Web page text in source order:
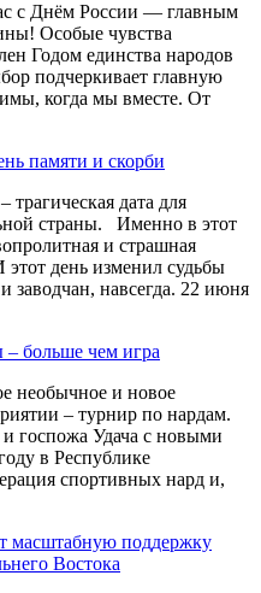
с Днём России — главным
Особые чувства
Годом единства народов
подчеркивает главную
когда мы вместе. От
памяти и скорби
дата для
страны. Именно в этот
и страшная
день изменил судьбы
заводчан, навсегда. 22 июня
больше чем игра
необычное и новое
– турнир по нардам.
и госпожа Удача с новыми
в Республике
спортивных нард и,
масштабную поддержку
Востока